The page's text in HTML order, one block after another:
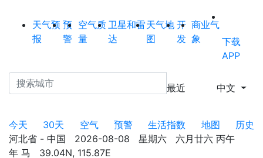
天气预
报
预
警
空气质
量
卫星和雷
达
天气地
图
开
发
商业气
象
下载
APP
最近 中文
今天 30天 空气 预警 生活指数 地图
历史
河北省 - 中国 2026-08-08 星期六 六月廿六 丙午
年 马 39.04N, 115.87E